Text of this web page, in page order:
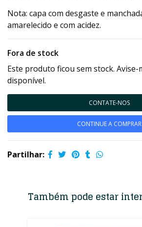
Nota: capa com desgaste e
amarelecido e com acidez.
Fora de stock
Este produto ficou sem stock.
disponível.
CONTATE-NOS
CONTINUE A COMPRAR
Partilhar:
Também pode estar